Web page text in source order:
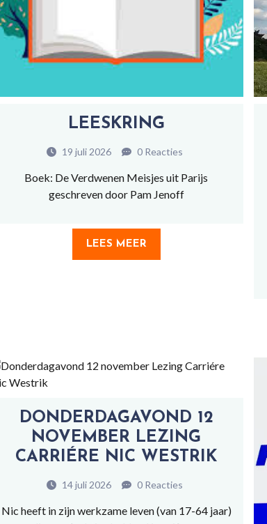
LEESKRING
19 juli 2026 0 Reacties
Boek: De Verdwenen Meisjes uit Parijs
geschreven door Pam Jenoff
LEES MEER
DONDERDAGAVOND 12
NOVEMBER LEZING
CARRIÉRE NIC WESTRIK
14 juli 2026 0 Reacties
Nic heeft in zijn werkzame leven (van 17-64 jaar)